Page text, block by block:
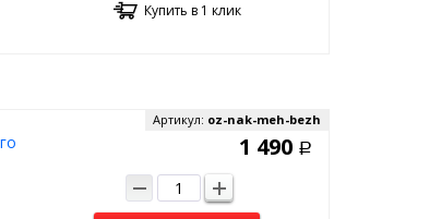
Купить в 1 клик
Артикул: oz-nak-meh-bezh
1 490 Р